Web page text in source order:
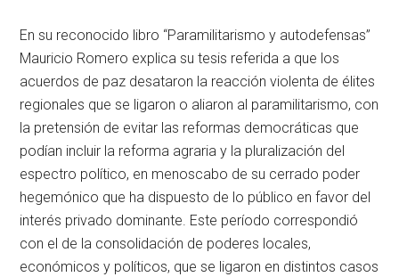
En su reconocido libro “Paramilitarismo y autodefensas”
Mauricio Romero explica su tesis referida a que los
acuerdos de paz desataron la reacción violenta de élites
regionales que se ligaron o aliaron al paramilitarismo, con
la pretensión de evitar las reformas democráticas que
podían incluir la reforma agraria y la pluralización del
espectro político, en menoscabo de su cerrado poder
hegemónico que ha dispuesto de lo público en favor del
interés privado dominante. Este período correspondió
con el de la consolidación de poderes locales,
económicos y políticos, que se ligaron en distintos casos